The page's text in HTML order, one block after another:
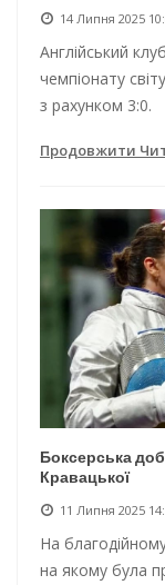
14 Липня 2025
Англійський
чемпіонату
з рахунком 3:0.
Продовжити
Боксерська
Кравацької
11 Липня 2025
На
на якому була